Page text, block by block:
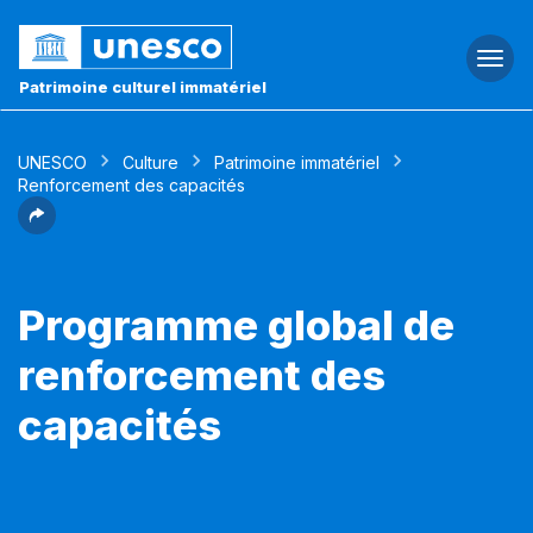
Patrimoine culturel immatériel
UNESCO Culture
Patrimoine immatériel
Renforcement des capacités
Programme global de
renforcement des
capacités